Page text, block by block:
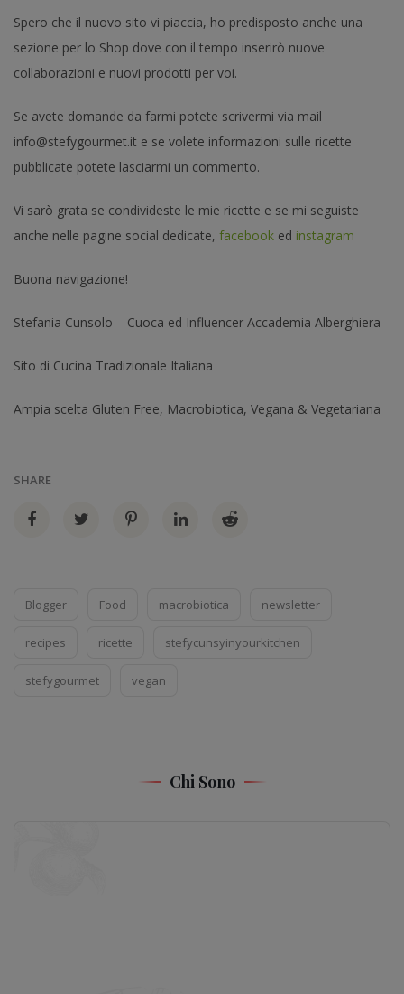
Spero che il nuovo sito vi piaccia, ho predisposto anche una
sezione per lo Shop dove con il tempo inserirò nuove
collaborazioni e nuovi prodotti per voi.
Se avete domande da farmi potete scrivermi via mail
info@stefygourmet.it e se volete informazioni sulle ricette
pubblicate potete lasciarmi un commento.
Vi sarò grata se condivideste le mie ricette e se mi seguiste
anche nelle pagine social dedicate, facebook ed instagram
Buona navigazione!
Stefania Cunsolo – Cuoca ed Influencer Accademia Alberghiera
Sito di Cucina Tradizionale Italiana
Ampia scelta Gluten Free, Macrobiotica, Vegana & Vegetariana
SHARE
Blogger Food macrobiotica newsletter
recipes ricette stefycunsyinyourkitchen
stefygourmet vegan
Chi Sono